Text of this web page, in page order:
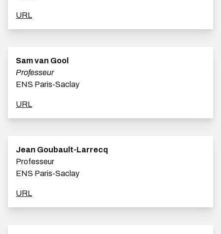
URL
Sam van Gool
Professeur
ENS Paris-Saclay
URL
Jean Goubault-Larrecq
Professeur
ENS Paris-Saclay
URL